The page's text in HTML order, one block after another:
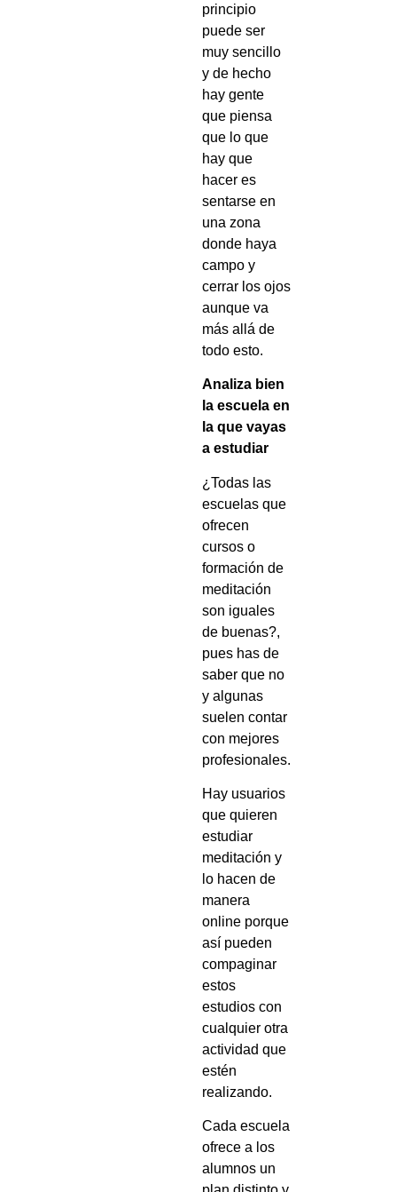
principio
puede ser
muy sencillo
y de hecho
hay gente
que piensa
que lo que
hay que
hacer es
sentarse en
una zona
donde haya
campo y
cerrar los ojos
aunque va
más allá de
todo esto.
Analiza bien
la escuela en
la que vayas
a estudiar
¿Todas las
escuelas que
ofrecen
cursos o
formación de
meditación
son iguales
de buenas?,
pues has de
saber que no
y algunas
suelen contar
con mejores
profesionales.
Hay usuarios
que quieren
estudiar
meditación y
lo hacen de
manera
online porque
así pueden
compaginar
estos
estudios con
cualquier otra
actividad que
estén
realizando.
Cada escuela
ofrece a los
alumnos un